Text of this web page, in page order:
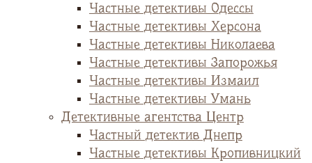
Частные детективы Одессы
Частные детективы Херсона
Частные детективы Николаева
Частные детективы Запорожья
Частные детективы Измаил
Частные детективы Умань
Детективные агентства Центр
Частный детектив Днепр
Частные детективы Кропивницкий